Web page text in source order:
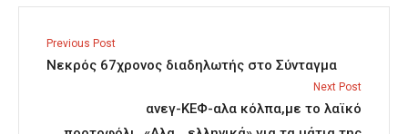
Previous Post
Νεκρός 67χρονος διαδηλωτής στο Σύνταγμα
Next Post
ανεγ-ΚΕΦ-αλα κόλπα,με το λαϊκό